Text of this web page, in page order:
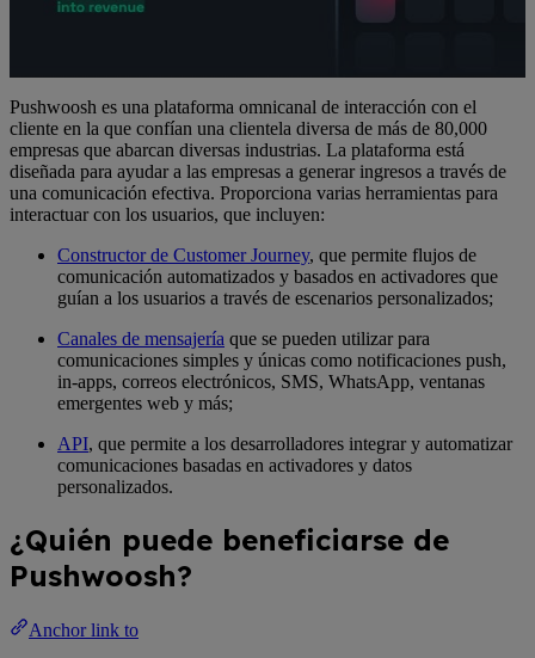
Pushwoosh es una plataforma omnicanal de interacción con el
cliente en la que confían una clientela diversa de más de 80,000
empresas que abarcan diversas industrias. La plataforma está
diseñada para ayudar a las empresas a generar ingresos a través de
una comunicación efectiva. Proporciona varias herramientas para
interactuar con los usuarios, que incluyen:
Constructor de Customer Journey, que permite flujos de
comunicación automatizados y basados en activadores que
guían a los usuarios a través de escenarios personalizados;
Canales de mensajería que se pueden utilizar para
comunicaciones simples y únicas como notificaciones push,
in-apps, correos electrónicos, SMS, WhatsApp, ventanas
emergentes web y más;
API, que permite a los desarrolladores integrar y automatizar
comunicaciones basadas en activadores y datos
personalizados.
¿Quién puede beneficiarse de
Pushwoosh?
Anchor link to